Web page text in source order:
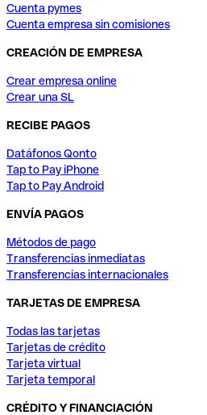
Cuenta pymes
Cuenta empresa sin comisiones
CREACIÓN DE EMPRESA
Crear empresa online
Crear una SL
RECIBE PAGOS
Datáfonos Qonto
Tap to Pay iPhone
Tap to Pay Android
ENVÍA PAGOS
Métodos de pago
Transferencias inmediatas
Transferencias internacionales
TARJETAS DE EMPRESA
Todas las tarjetas
Tarjetas de crédito
Tarjeta virtual
Tarjeta temporal
CRÉDITO Y FINANCIACIÓN